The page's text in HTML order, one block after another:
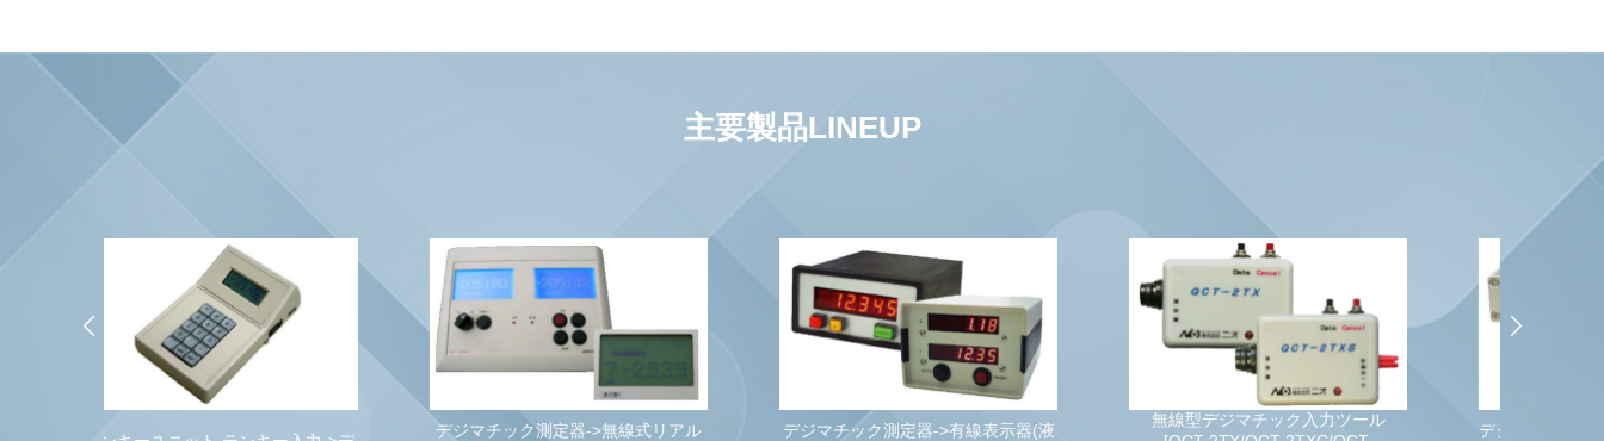
主要製品LINEUP
デジマチック測定器->無線式リアル デジマチック測定器->有線表示器(液
無線型デジマチック入力ツール
デジマチック測定器->COM出力(専用